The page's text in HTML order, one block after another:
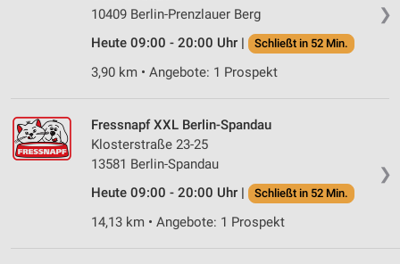
❯
10409 Berlin-Prenzlauer Berg
Heute 09:00 - 20:00 Uhr |
Schließt in 52 Min.
3,90 km • Angebote: 1 Prospekt
❯
Fressnapf XXL Berlin-Spandau
Klosterstraße 23-25
13581 Berlin-Spandau
Heute 09:00 - 20:00 Uhr |
Schließt in 52 Min.
14,13 km • Angebote: 1 Prospekt
Erstellung von Profilen zur Personalisierung
Verwendung von Profilen zur Auswahl
personalisierter Inhalte
Messung der Werbeleistung
Messung der Performance von Inhalten
Analyse von Zielgruppen durch Statistiken oder
Kombinationen von Daten aus verschiedenen